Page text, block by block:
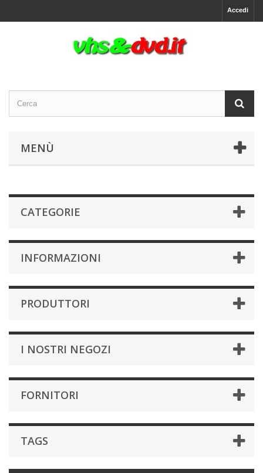
Accedi
MENÙ
CATEGORIE
INFORMAZIONI
PRODUTTORI
I NOSTRI NEGOZI
FORNITORI
TAGS